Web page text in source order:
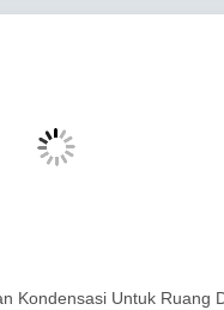
Kondensasi Untuk Ruang